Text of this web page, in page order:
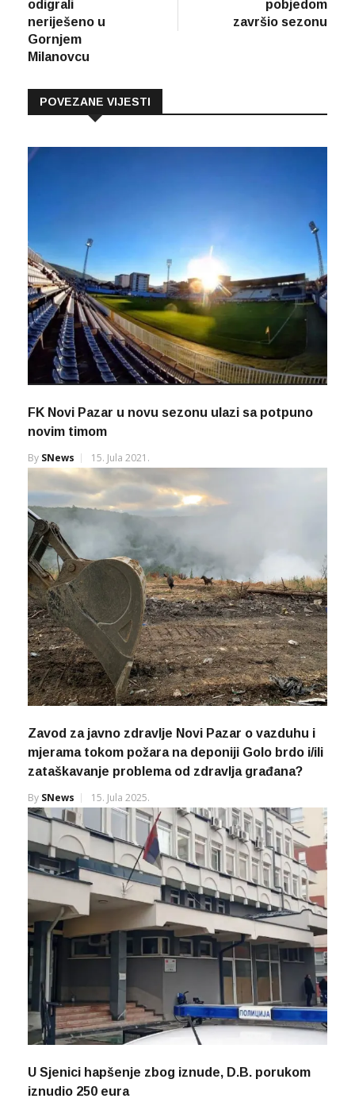
odigrali
neriješeno u
Gornjem
Milanovcu
pobjedom
završio sezonu
POVEZANE VIJESTI
FK Novi Pazar u novu sezonu ulazi sa potpuno
novim timom
By SNews 15. Jula 2021.
Zavod za javno zdravlje Novi Pazar o vazduhu i
mjerama tokom požara na deponiji Golo brdo i/ili
zataškavanje problema od zdravlja građana?
By SNews 15. Jula 2025.
U Sjenici hapšenje zbog iznude, D.B. porukom
iznudio 250 eura